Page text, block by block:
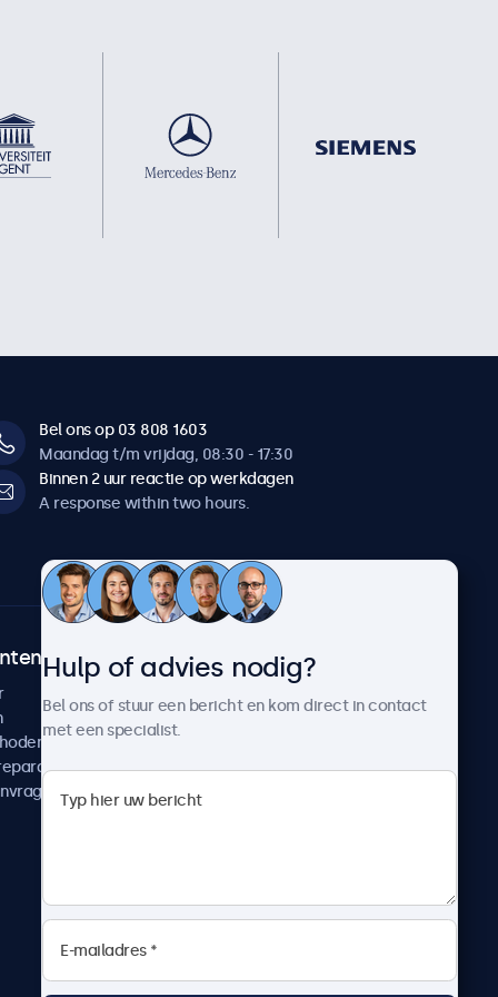
Bel ons op 03 808 1603
Maandag t/m vrijdag, 08:30 - 17:30
Binnen 2 uur reactie op werkdagen
A response within two hours.
Over Beetronics
Werken bij Beetronics
Algemene voorwaarden
Hulp of advies nodig?
Bel ons of stuur een bericht en kom direct in contact
met een specialist.